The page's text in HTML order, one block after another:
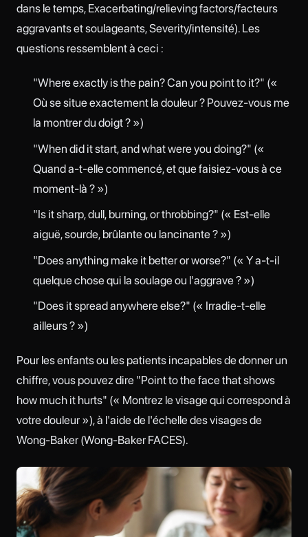
dans le temps, Exacerbating/relieving factors/facteurs
aggravants et soulageants, Severity/intensité). Les
questions ressemblent à ceci :
"Where exactly is the pain? Can you point to it?" («
Où se situe exactement la douleur ? Pouvez-vous me
la montrer du doigt ? »)
"When did it start, and what were you doing?" («
Quand a-t-elle commencé, et que faisiez-vous à ce
moment-là ? »)
"Is it sharp, dull, burning, or throbbing?" (« Est-elle
aiguë, sourde, brûlante ou lancinante ? »)
"Does anything make it better or worse?" (« Y a-t-il
quelque chose qui la soulage ou l'aggrave ? »)
"Does it spread anywhere else?" (« Irradie-t-elle
ailleurs ? »)
Pour les enfants ou les patients incapables de donner un
chiffre, vous pouvez dire "Point to the face that shows
how much it hurts" (« Montrez le visage qui correspond à
votre douleur »), à l'aide de l'échelle des visages de
Wong-Baker (Wong-Baker FACES).